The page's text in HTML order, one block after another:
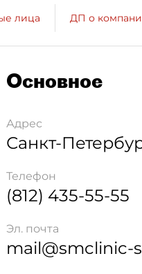
лица ДП о
Основное
Адрес
Санкт-
Телефон
(812) 435-55-55
Эл. почта
mail@smclinic-